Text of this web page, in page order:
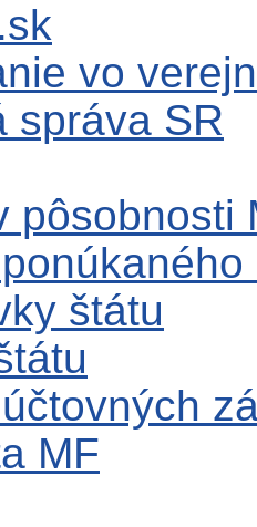
vo
správa SR
pôsobnosti
štátu
MF